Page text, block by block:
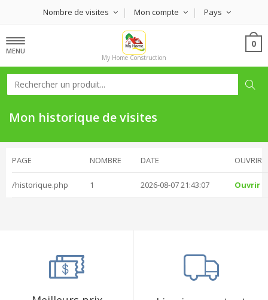
Nombre de visites Mon compte Pays
MENU
My Home Construction
0
Mon historique de visites
PAGE NOMBRE DATE OUVRIR
/historique.php 1 2026-08-07 21:43:07 Ouvrir